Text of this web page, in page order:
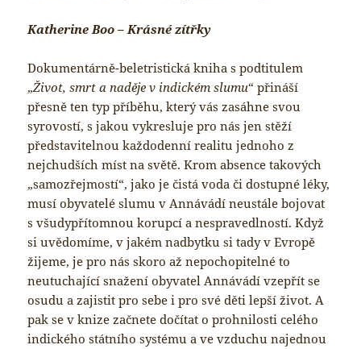
Katherine Boo – Krásné zítřky
Dokumentárně-beletristická kniha s podtitulem
„Život, smrt a naděje v indickém slumu“ přináší
přesně ten typ příběhu, který vás zasáhne svou
syrovostí, s jakou vykresluje pro nás jen stěží
představitelnou každodenní realitu jednoho z
nejchudších míst na světě. Krom absence takových
„samozřejmostí“, jako je čistá voda či dostupné léky,
musí obyvatelé slumu v Annávádí neustále bojovat
s všudypřítomnou korupcí a nespravedlností. Když
si uvědomíme, v jakém nadbytku si tady v Evropě
žijeme, je pro nás skoro až nepochopitelné to
neutuchající snažení obyvatel Annávádí vzepřít se
osudu a zajistit pro sebe i pro své děti lepší život. A
pak se v knize začnete dočítat o prohnilosti celého
indického státního systému a ve vzduchu najednou